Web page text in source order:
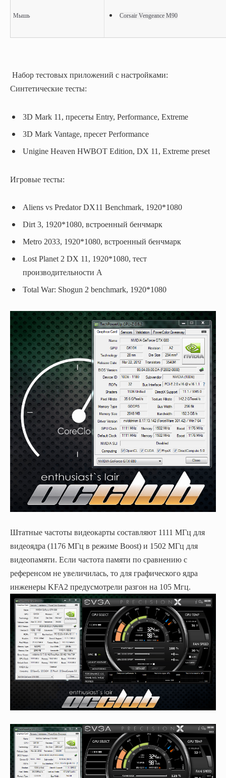
Мышь Corsair Vengeance M90
Набор тестовых приложений с настройками:
Синтетические тесты:
3D Mark 11, пресеты Entry, Performance, Extreme
3D Mark Vantage, пресет Performance
Unigine Heaven HWBOT Edition, DX 11, Extreme preset
Игровые тесты:
Aliens vs Predator DX11 Benchmark, 1920*1080
Dirt 3, 1920*1080, встроенный бенчмарк
Metro 2033, 1920*1080, встроенный бенчмарк
Lost Planet 2 DX 11, 1920*1080, тест
производительности А
Total War: Shogun 2 benchmark, 1920*1080
Штатные частоты видеокарты составляют 1111 МГц для
видеоядра (1176 МГц в режиме Boost) и 1502 МГц для
видеопамяти. Если частота памяти по сравнению с
референсом не увеличилась, то для графического ядра
инженеры KFA2 предусмотрели разгон на 105 Мгц.